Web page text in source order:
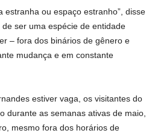
estranha ou espaço estranho”, disse
ser uma espécie de entidade
– fora dos binários de gênero e
mudança e em constante
estiver vaga, os visitantes do
durante as semanas ativas de maio,
mesmo fora dos horários de